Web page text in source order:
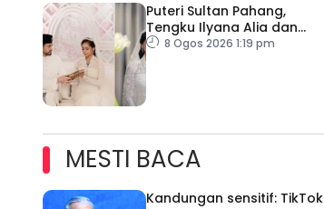
Puteri Sultan Pahang,
Tengku Ilyana Alia dan
pasangan selamat
8 Ogos 2026 1:19 pm
MESTI BACA
Kandungan sensitif: TikTok